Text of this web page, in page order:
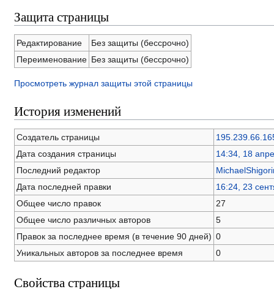
Защита страницы
Редактирование
Без защиты (бессрочно)
Переименование Без защиты (бессрочно)
Просмотреть журнал защиты этой страницы
История изменений
Создатель страницы
Дата создания страницы
14:34, 18
Последний редактор
Дата последней правки
16:24, 23
Общее число правок
27
Общее число различных авторов
5
Правок за последнее время (в течение 90 дней) 0
Уникальных авторов за последнее время
0
Свойства страницы